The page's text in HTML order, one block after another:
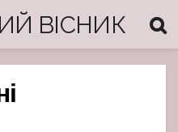
ВІСНИК